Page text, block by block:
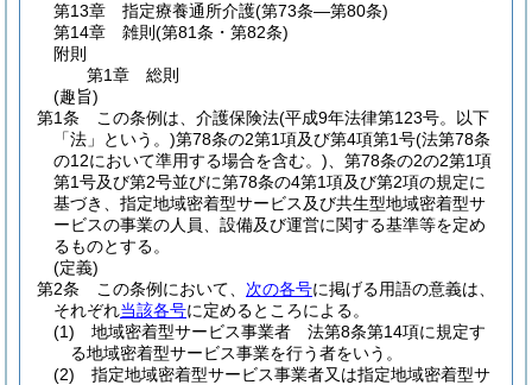
第13章
指定療養通所介護(第73条―第80条)
第14章
雑則 (第81条・第82条)
附則
第1章
総則
(趣旨)
第1条
この条例は、介護保険法(平成9年法律第123号。以下
「法」という。)第78条の2第1項及び第4項第1号(法第78条
の12において準用する場合を含む。) 、第78条の2の2第1項
第1号及び第2号並びに第78条の4第1項及び第2項の規定に
基づき、指定地域密着型サービス及び共生型地域密着型サ
ービスの事業の人員、設備及び運営に関する基準等を定め
るものとする。
(定義)
第2条
この条例において、 次の各号に掲げる用語の意義は、
それぞれ当該各号に定めるところによる。
(1)
地域密着型サービス事業者 法第8条第14項に規定す
る地域密着型サービス事業を行う者をいう。
(2)
指定地域密着型サービス事業者又は指定地域密着型サ